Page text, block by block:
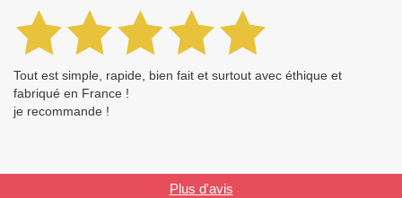
Tout est simple, rapide, bien fait et surtout avec éthique et
fabriqué en France !
je recommande !
Plus d'avis